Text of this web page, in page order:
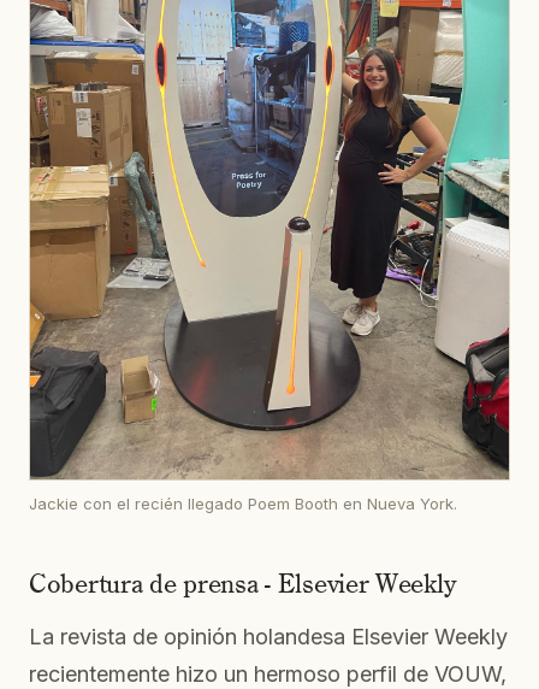
Jackie con el recién llegado Poem Booth en Nueva York.
Cobertura de prensa - Elsevier Weekly
La revista de opinión holandesa Elsevier Weekly
recientemente hizo un hermoso perfil de VOUW,